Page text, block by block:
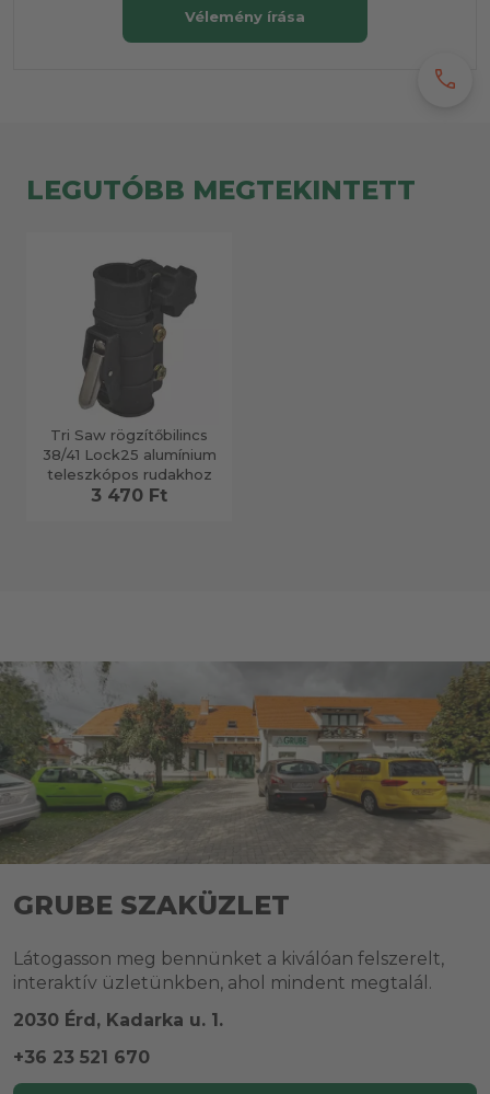
Vélemény írása
LEGUTÓBB MEGTEKINTETT
Tri Saw rögzítőbilincs
38/41 Lock25 alumínium
teleszkópos rudakhoz
3 470 Ft
call
GRUBE SZAKÜZLET
Látogasson meg bennünket a kiválóan felszerelt,
interaktív üzletünkben, ahol mindent megtalál.
2030 Érd, Kadarka u. 1.
+36 23 521 670